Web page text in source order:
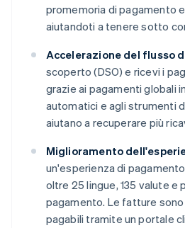
promemoria di pagamento
aiutandoti a tenere sotto
Accelerazione del flusso
scoperto (DSO) e ricevi i
grazie ai pagamenti globali
automatici e agli strumenti
aiutano a recuperare più
Miglioramento
un'esperienza di
oltre 25 lingue, 135 valute e
pagamento. Le fatture
pagabili tramite un portale